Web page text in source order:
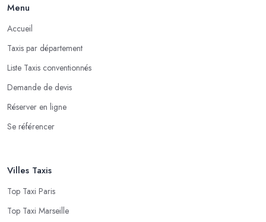
Menu
Accueil
Taxis par département
Liste Taxis conventionnés
Demande de devis
Réserver en ligne
Se référencer
Villes Taxis
Top Taxi Paris
Top Taxi Marseille